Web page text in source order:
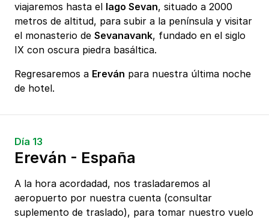
viajaremos hasta el lago Sevan, situado a 2000
metros de altitud, para subir a la península y visitar
el monasterio de Sevanavank, fundado en el siglo
IX con oscura piedra basáltica.
Regresaremos a Ereván para nuestra última noche
de hotel.
Día 13
Ereván - España
A la hora acordadad, nos trasladaremos al
aeropuerto por nuestra cuenta (consultar
suplemento de traslado), para tomar nuestro vuelo